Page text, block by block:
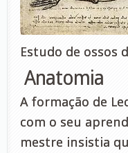
Estudo de ossos
Anatomia
A formação de
com o seu
mestre insistia